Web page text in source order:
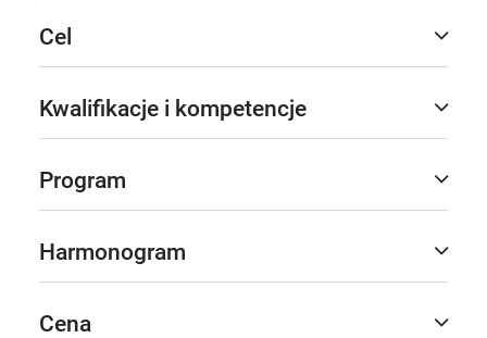
Cel
Kwalifikacje i kompetencje
Program
Harmonogram
Cena